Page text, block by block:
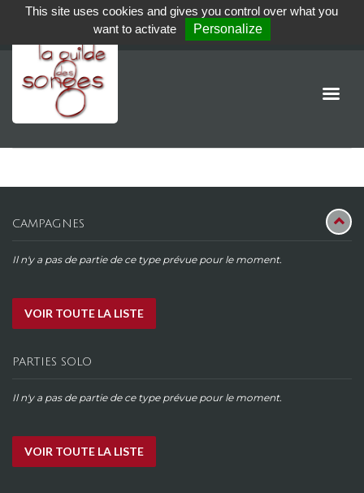
CAMPAGNES
Il n'y a pas de partie de ce type prévue pour le moment.
VOIR TOUTE LA LISTE
PARTIES SOLO
Il n'y a pas de partie de ce type prévue pour le moment.
VOIR TOUTE LA LISTE
This site uses cookies and gives you control over what you
want to activate
Personalize